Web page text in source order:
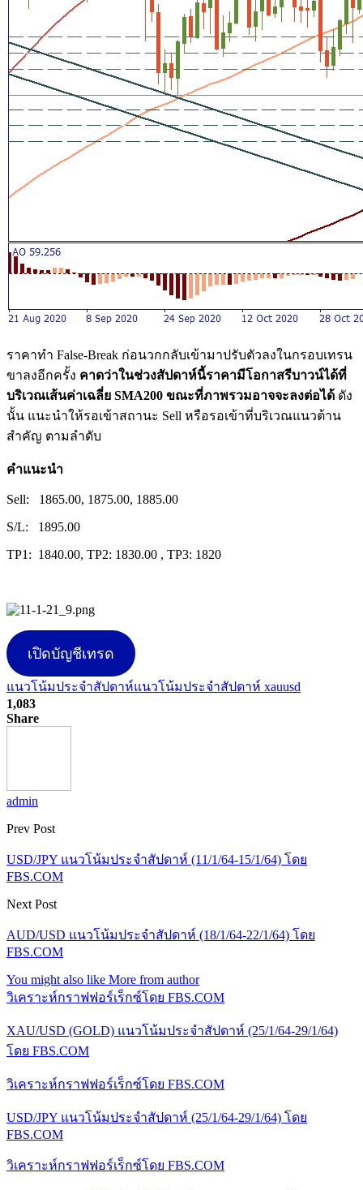
ราคาทำ False-Break ก่อนวกกลับเข้ามาปรับตัวลงในกรอบเทรน
ขาลงอีกครั้ง คาดว่าในช่วงสัปดาห์นี้ราคามีโอกาสรีบาวน์ได้ที่
บริเวณเส้นค่าเฉลี่ย SMA200 ขณะที่ภาพรวมอาจจะลงต่อได้ ดัง
นั้น แนะนำให้รอเข้าสถานะ Sell หรือรอเข้าที่บริเวณแนวต้าน
สำคัญ ตามลำดับ
คำแนะนำ
Sell: 1865.00, 1875.00, 1885.00
S/L: 1895.00
TP1: 1840.00, TP2: 1830.00 , TP3: 1820
เปิดบัญชีเทรด
แนวโน้มประจำสัปดาห์แนวโน้มประจำสัปดาห์ xauusd
1,083
Share
admin
Prev Post
USD/JPY แนวโน้มประจำสัปดาห์ (11/1/64-15/1/64) โดย
FBS.COM
Next Post
AUD/USD แนวโน้มประจำสัปดาห์ (18/1/64-22/1/64) โดย
FBS.COM
You might also like More from author
วิเคราะห์กราฟฟอร์เร็กซ์โดย FBS.COM
XAU/USD (GOLD) แนวโน้มประจำสัปดาห์ (25/1/64-29/1/64)
โดย FBS.COM
วิเคราะห์กราฟฟอร์เร็กซ์โดย FBS.COM
USD/JPY แนวโน้มประจำสัปดาห์ (25/1/64-29/1/64) โดย
FBS.COM
วิเคราะห์กราฟฟอร์เร็กซ์โดย FBS.COM